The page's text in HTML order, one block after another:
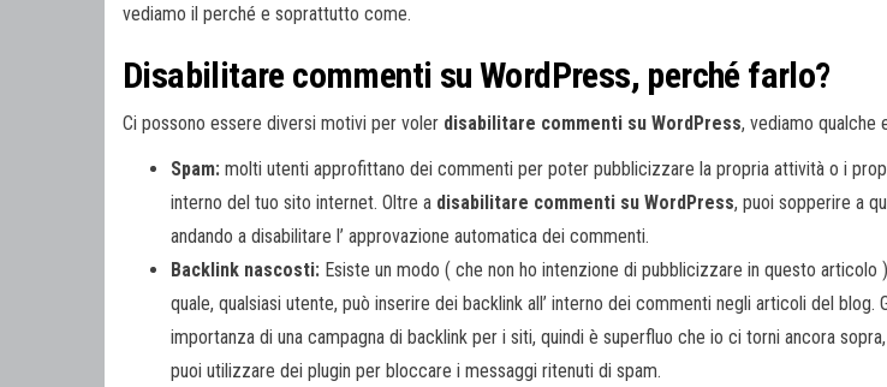
vediamo il perché e soprattutto come.
Disabilitare commenti su WordPress, perché farlo?
Ci possono essere diversi motivi per voler disabilitare commenti su WordPress, vediamo qualche
Spam: molti utenti approfittano dei commenti per poter pubblicizzare la propria attività o i
interno del tuo sito internet. Oltre a disabilitare commenti su WordPress, puoi sopperire a
andando a disabilitare l’ approvazione automatica dei commenti.
Backlink nascosti: Esiste un modo ( che non ho intenzione di pubblicizzare in questo articolo
quale, qualsiasi utente, può inserire dei backlink all’ interno dei commenti negli articoli del blog.
importanza di una campagna di backlink per i siti, quindi è superfluo che io ci torni ancora
puoi utilizzare dei plugin per bloccare i messaggi ritenuti di spam.